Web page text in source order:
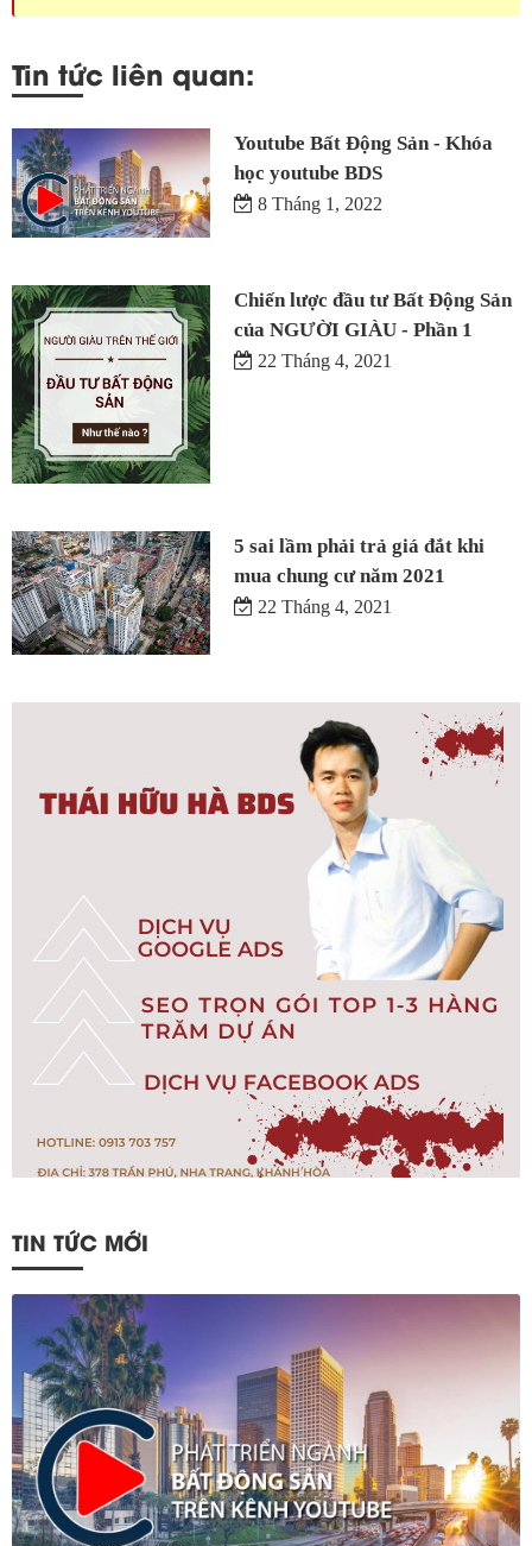
Tin tức liên quan:
Youtube Bất Động Sản - Khóa
học youtube BDS
8 Tháng 1, 2022
Chiến lược đầu tư Bất Động Sản
của NGƯỜI GIÀU - Phần 1
22 Tháng 4, 2021
5 sai lầm phải trả giá đắt khi
mua chung cư năm 2021
22 Tháng 4, 2021
TIN TỨC MỚI